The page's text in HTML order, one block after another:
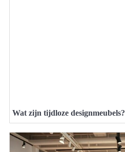
Wat zijn tijdloze designmeubels?